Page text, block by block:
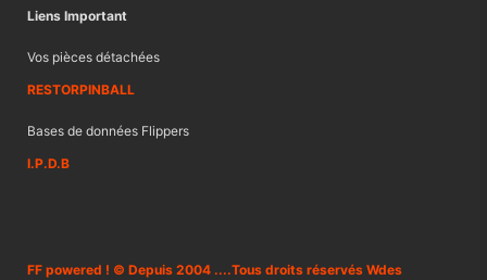
Liens Important
Vos pièces détachées
RESTORPINBALL
Bases de données Flippers
I.P.D.B
FF powered ! © Depuis 2004 ....Tous droits réservés Wdes